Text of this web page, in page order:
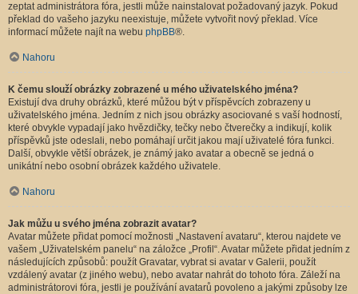
zeptat administrátora fóra, jestli může nainstalovat požadovaný jazyk. Pokud
překlad do vašeho jazyku neexistuje, můžete vytvořit nový překlad. Více
informací můžete najít na webu phpBB®.
Nahoru
K čemu slouží obrázky zobrazené u mého uživatelského jména?
Existují dva druhy obrázků, které můžou být v příspěvcích zobrazeny u
uživatelského jména. Jedním z nich jsou obrázky asociované s vaší hodností,
které obvykle vypadají jako hvězdičky, tečky nebo čtverečky a indikují, kolik
příspěvků jste odeslali, nebo pomáhají určit jakou mají uživatelé fóra funkci.
Další, obvykle větší obrázek, je známý jako avatar a obecně se jedná o
unikátní nebo osobní obrázek každého uživatele.
Nahoru
Jak můžu u svého jména zobrazit avatar?
Avatar můžete přidat pomocí možnosti „Nastavení avataru“, kterou najdete ve
vašem „Uživatelském panelu“ na záložce „Profil“. Avatar můžete přidat jedním z
následujících způsobů: použít Gravatar, vybrat si avatar v Galerii, použít
vzdálený avatar (z jiného webu), nebo avatar nahrát do tohoto fóra. Záleží na
administrátorovi fóra, jestli je používání avatarů povoleno a jakými způsoby lze